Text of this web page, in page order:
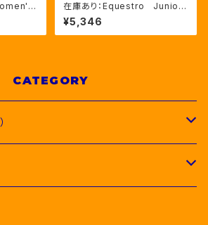
シャツ
在庫あり：Equestro Junior
ユニセックス グローブ2色
（ETK00003）
¥5,346
CATEGORY
用ジャケット）
）